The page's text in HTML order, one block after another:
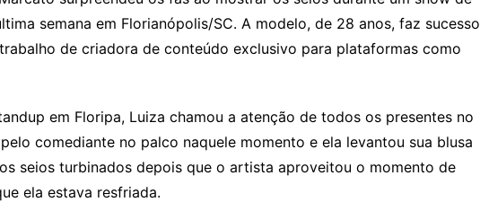
semana em Florianópolis/SC. A modelo, de 28 anos, faz sucesso
de criadora de conteúdo exclusivo para plataformas como
em Floripa, Luiza chamou a atenção de todos os presentes no
comediante no palco naquele momento e ela levantou sua blusa
seios turbinados depois que o artista aproveitou o momento de
ela estava resfriada.